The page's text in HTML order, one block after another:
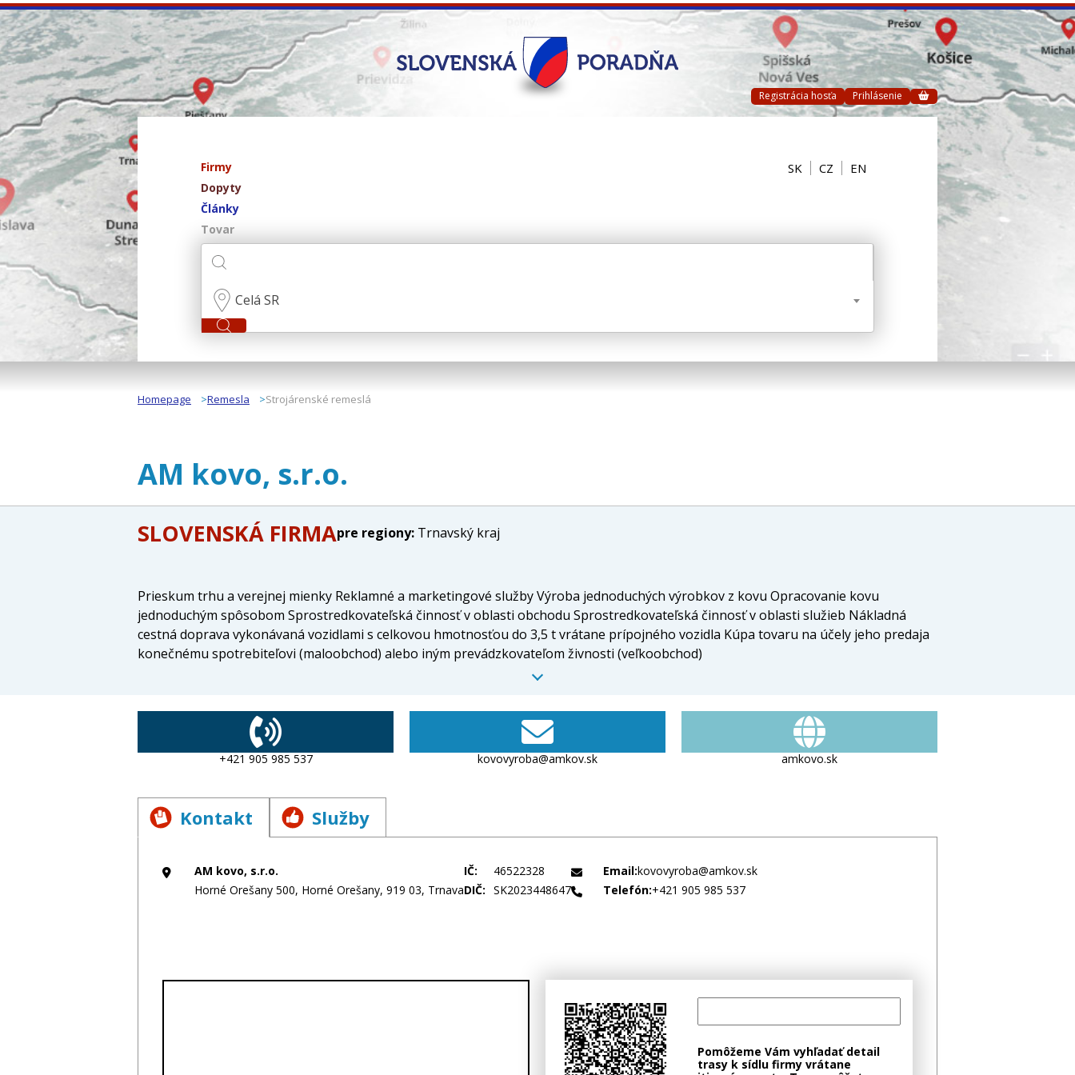
Registrácia hosťa Prihlásenie
Firmy
Dopyty
Články
Tovar
SK CZ EN
Celá SR
Homepage Remesla Strojárenské remeslá
AM kovo, s.r.o.
SLOVENSKÁ FIRMApre regiony: Trnavský kraj
Prieskum trhu a verejnej mienky Reklamné a marketingové služby Výroba jednoduchých výrobkov z kovu Opracovanie kovu
jednoduchým spôsobom Sprostredkovateľská činnosť v oblasti obchodu Sprostredkovateľská činnosť v oblasti služieb Nákladná
cestná doprava vykonávaná vozidlami s celkovou hmotnosťou do 3,5 t vrátane prípojného vozidla Kúpa tovaru na účely jeho predaja
konečnému spotrebiteľovi (maloobchod) alebo iným prevádzkovateľom živnosti (veľkoobchod)
+421 905 985 537 kovovyroba@amkov.sk amkovo.sk
Kontakt Služby
AM kovo, s.r.o.
Horné Orešany 500, Horné Orešany, 919 03, Trnava
IČ:
46522328
DIČ: SK2023448647
Email:kovovyroba@amkov.sk
Telefón:+421 905 985 537
Pomôžeme Vám vyhľadať detail
trasy k sídlu firmy vrátane